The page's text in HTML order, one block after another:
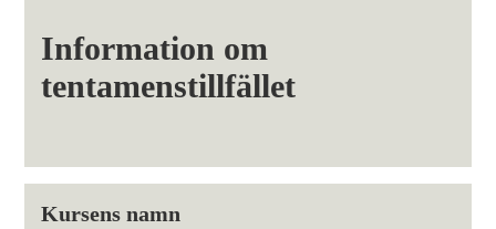
Information om
tentamenstillfället
Kursens namn